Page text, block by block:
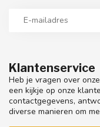
Klantenservice
Heb je vragen over
een kijkje op onze
contactgegevens,
diverse manieren om